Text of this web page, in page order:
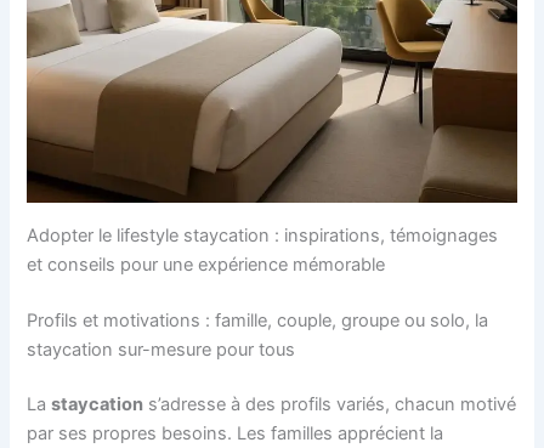
Adopter le lifestyle staycation : inspirations, témoignages
et conseils pour une expérience mémorable
Profils et motivations : famille, couple, groupe ou solo, la
staycation sur-mesure pour tous
Lastaycation s’adresse à des profils variés, chacun motivé
par ses propres besoins. Les familles apprécient la